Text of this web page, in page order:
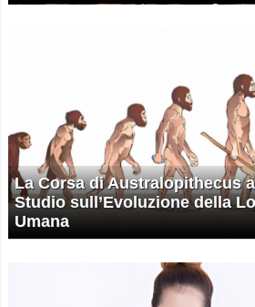
La Corsa di Australopithecus
Studio sull’Evoluzione della
Umana